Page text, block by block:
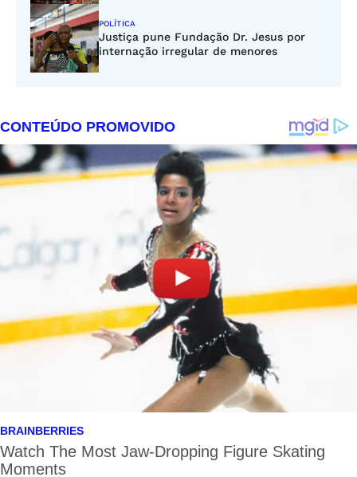
POLÍTICA
Justiça pune Fundação Dr. Jesus por
internação irregular de menores